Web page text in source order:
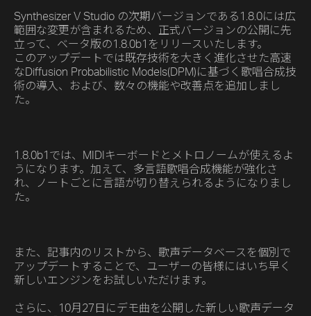
Synthesizer V Studio の次期バージョンである1.8.0には広
範囲な変更が含まれるため、正式バージョンの公開に先
立って、ベータ版の1.8.0b1をリリースいたします。
このアップデートでは既存技術を大きく進化させた高速
なDiffusion Probabilistic Models(DPM)に基づく歌唱合成技
術の導入、および、数々の機能や改善点を追加しまし
た。
1.8.0b1では、MIDIキーボードとメトロノームが使えるよ
うになります。加えて、多言語歌唱合成機能が強化さ
れ、ノートごとに言語が切り替えられるようになりまし
た。
また、記事内のリストから、歌声データベースを個別で
アップデートすることで、ユーザーの皆様にはいち早く
新しいエンジンをお試しいただけます。
さらに、10月27日にデモ曲を公開した新しい歌声データ